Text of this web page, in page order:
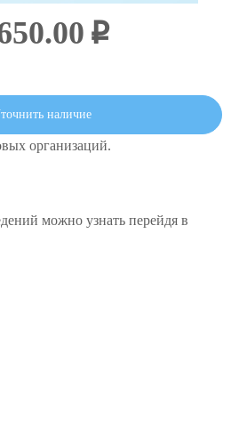
i
наличие
организаций.
можно узнать перейдя в